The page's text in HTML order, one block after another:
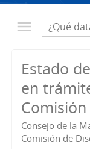
Estado
en
Consejo de la
Comisión de